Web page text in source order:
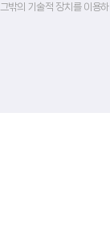
밖의 기술적 장치를 이